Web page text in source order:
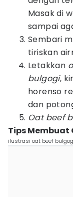
Masak di
sampai
Sembari
tiriskan
Letakkan
bulgogi,
horenso
dan
Oat beef
Tips Membuat
ilustrasi oat beef